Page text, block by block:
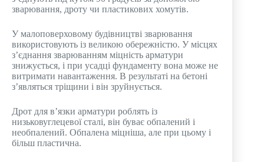
зварювання, дроту чи пластикових хомутів.
У малоповерховому будівництві зварювання
використовують із великою обережністю. У місцях
з’єднання зварюванням міцність арматури
знижується, і при усадці фундаменту вона може не
витримати навантаження. В результаті на бетоні
з’являться тріщини і він зруйнується.
Дрот для в’язки арматури роблять із
низьковуглецевої сталі, він буває обпалений і
необпалений. Обпалена міцніша, але при цьому і
більш пластична.